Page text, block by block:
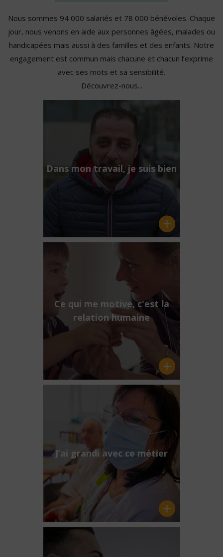
Nous sommes 94 000 salariés et 78 000 bénévoles. Chaque
jour, nous venons en aide aux personnes âgées, malades ou
handicapées mais aussi à des familles et des enfants. Notre
engagement est commun mais chacune et chacun l’exprime
avec ses mots et sa sensibilité.
Découvrez-nous...
Dans mon travail, je suis bien
Ce qui me motive, c'est la
relation humaine
J’ai grandi avec ce métier